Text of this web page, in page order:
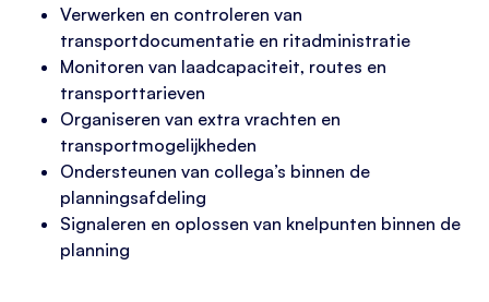
Verwerken en controleren van
transportdocumentatie en ritadministratie
Monitoren van laadcapaciteit, routes en
transporttarieven
Organiseren van extra vrachten en
transportmogelijkheden
Ondersteunen van collega’s binnen de
planningsafdeling
Signaleren en oplossen van knelpunten binnen de
planning